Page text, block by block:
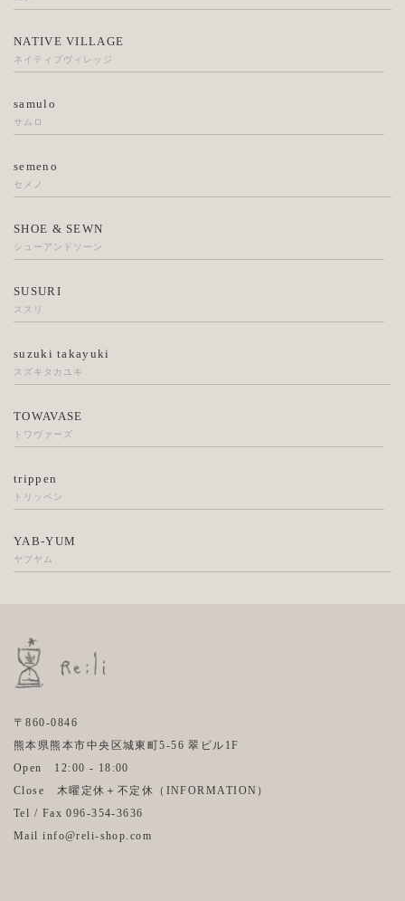
NATIVE VILLAGE
ネイティブヴィレッジ
samulo
サムロ
semeno
セメノ
SHOE & SEWN
シューアンドソーン
SUSURI
ススリ
suzuki takayuki
スズキタカユキ
TOWAVASE
トワヴァーズ
trippen
トリッペン
YAB-YUM
ヤブヤム
〒860-0846
熊本県熊本市中央区城東町5-56 翠ビル1F
Open 12:00 - 18:00
Close 木曜定休＋不定休（ INFORMATION ）
Tel / Fax 096-354-3636
Mail info@reli-shop.com